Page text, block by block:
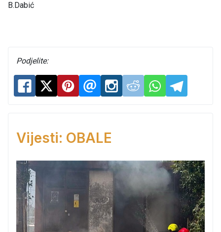
B.Dabić
Podjelite:
Vijesti: OBALE